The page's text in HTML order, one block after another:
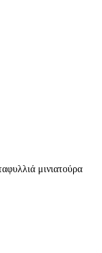
μινιατούρα